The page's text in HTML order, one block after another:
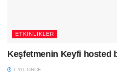
ETKINLIKLER
Keşfetmenin Keyfi hosted
1 YIL ÖNCE